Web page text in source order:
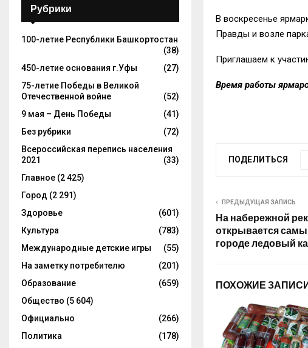
В воскресенье
Правды и возле
Приглашаем к
Время работы
ПОДЕЛИТЬСЯ
ПРЕДЫДУЩАЯ ЗАПИСЬ
На набережной
открывается
городе ледовый
ПОХОЖИЕ ЗАПИСИ
Рубрики
100-летие Республики Башкортостан
(38)
450-летие основания г.Уфы
(27)
75-летие Победы в Великой
Отечественной войне
(52)
9 мая – День Победы
(41)
Без рубрики
(72)
Всероссийская перепись населения
2021
(33)
Главное (2 425)
Город (2 291)
Здоровье
(601)
Культура
(783)
Международные детские игры
(55)
На заметку потребителю
(201)
Образование
(659)
Общество (5 604)
Официально
(266)
Политика
(178)